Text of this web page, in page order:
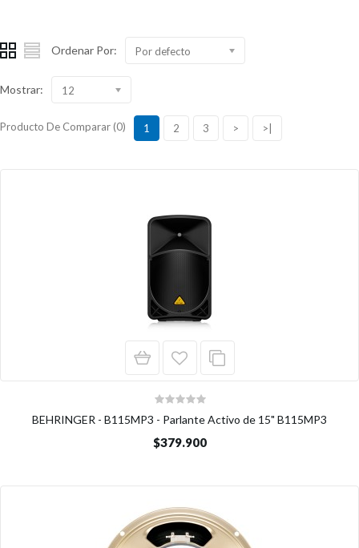
Ordenar Por: Por defecto
Mostrar: 12
Producto De Comparar (0) 1 2 3 > >|
BEHRINGER - B115MP3 - Parlante Activo de 15" B115MP3
$379.900